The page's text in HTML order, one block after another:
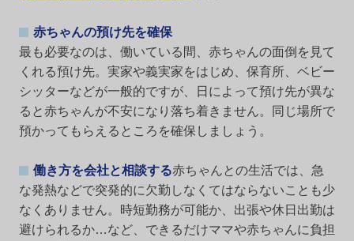
赤ちゃんの預け先を確保
最も必要なのは、働いている間、赤ちゃんの面倒を見て
くれる預け先。実家や義実家をはじめ、保育所、ベビー
シッターなどが一般的ですが、日によって預け先が異な
ると赤ちゃんが不安になり落ち着きません。同じ場所で
預かってもらえるところを確保しましょう。
働き方を会社と相談する赤ちゃんとの生活では、急
な発熱などで突発的に欠勤しなくてはならないことも少
なくありません。時短勤務が可能か、出張や休日出勤は
避けられるか…など、できるだけママや赤ちゃんに負担